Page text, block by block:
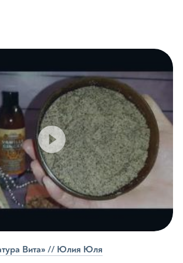
Продукция для
Масла
Кремы
Пенки
Вазелин
Антибактериальное
Вита» // Юлия Юля